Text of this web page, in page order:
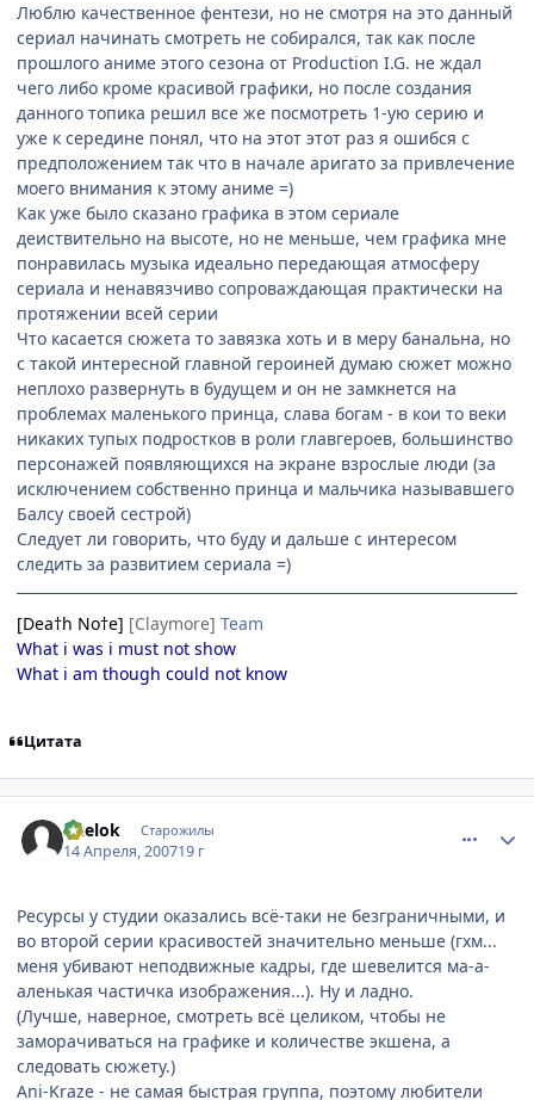
Люблю качественное фентези, но не смотря на это данный
сериал начинать смотреть не собирался, так как после
прошлого аниме этого сезона от Production I.G. не ждал
чего либо кроме красивой графики, но после создания
данного топика решил все же посмотреть 1-ую серию и
уже к середине понял, что на этот этот раз я ошибся с
предположением так что в начале аригато за привлечение
моего внимания к этому аниме =)
Как уже было сказано графика в этом сериале
деиствительно на высоте, но не меньше, чем графика мне
понравилась музыка идеально передающая атмосферу
сериала и ненавязчиво сопроваждающая практически на
протяжении всей серии
Что касается сюжета то завязка хоть и в меру банальна, но
с такой интересной главной героиней думаю сюжет можно
неплохо развернуть в будущем и он не замкнется на
проблемах маленького принца, слава богам - в кои то веки
никаких тупых подростков в роли главгероев, большинство
персонажей появляющихся на экране взрослые люди (за
исключением собственно принца и мальчика называвшего
Балсу своей сестрой)
Следует ли говорить, что буду и дальше с интересом
следить за развитием сериала =)
[Dea†h No†e] [Claymore] Team
What i was i must not show
What i am though could not know
Цитата
Uzelok Старожилы
14 Апреля, 200719 г
Ресурсы у студии оказались всё-таки не безграничными, и
во второй серии красивостей значительно меньше (гхм...
меня убивают неподвижные кадры, где шевелится ма-а-
аленькая частичка изображения...). Ну и ладно.
(Лучше, наверное, смотреть всё целиком, чтобы не
заморачиваться на графике и количестве экшена, а
следовать сюжету.)
Ani-Kraze - не самая быстрая группа, поэтому любители